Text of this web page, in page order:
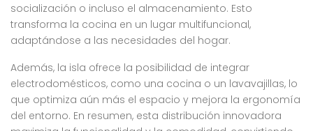
socialización o incluso el almacenamiento. Esto
transforma la cocina en un lugar multifuncional,
adaptándose a las necesidades del hogar.
Además, la isla ofrece la posibilidad de integrar
electrodomésticos, como una cocina o un lavavajillas, lo
que optimiza aún más el espacio y mejora la ergonomía
del entorno. En resumen, esta distribución innovadora